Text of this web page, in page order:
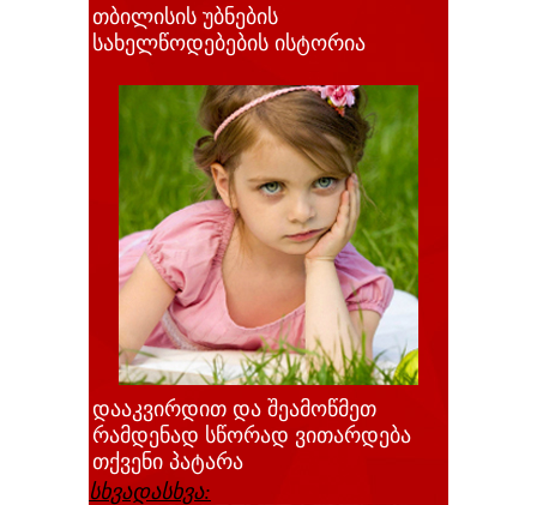
თბილისის უბნების
სახელწოდებების ისტორია
დააკვირდით და შეამოწმეთ
რამდენად სწორად ვითარდება
თქვენი პატარა
სხვადასხვა: